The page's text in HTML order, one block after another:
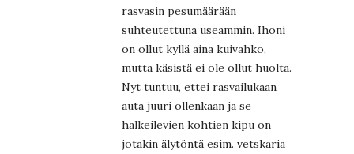
rasvasin pesumäärään
suhteutettuna useammin. Ihoni
on ollut kyllä aina kuivahko,
mutta käsistä ei ole ollut huolta.
Nyt tuntuu, ettei rasvailukaan
auta juuri ollenkaan ja se
halkeilevien kohtien kipu on
jotakin älytöntä esim. vetskaria